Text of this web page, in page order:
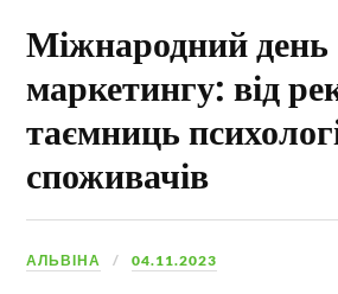
Міжнародний день
маркетингу: від
таємниць
споживачів
АЛЬВІНА 04.11.2023